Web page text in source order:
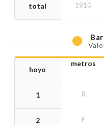
total 1910
hoyo
1
2
metros
R
F